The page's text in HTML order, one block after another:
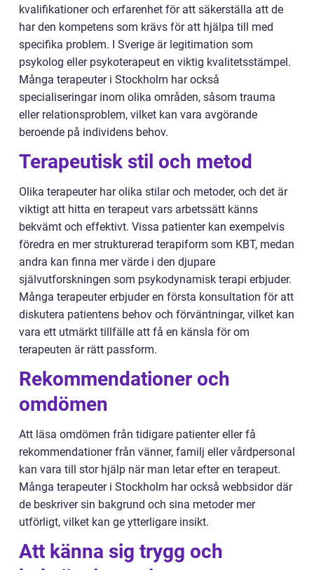
kvalifikationer och erfarenhet för att säkerställa att de
har den kompetens som krävs för att hjälpa till med
specifika problem. I Sverige är legitimation som
psykolog eller psykoterapeut en viktig kvalitetsstämpel.
Många terapeuter i Stockholm har också
specialiseringar inom olika områden, såsom trauma
eller relationsproblem, vilket kan vara avgörande
beroende på individens behov.
Terapeutisk stil och metod
Olika terapeuter har olika stilar och metoder, och det är
viktigt att hitta en terapeut vars arbetssätt känns
bekvämt och effektivt. Vissa patienter kan exempelvis
föredra en mer strukturerad terapiform som KBT, medan
andra kan finna mer värde i den djupare
självutforskningen som psykodynamisk terapi erbjuder.
Många terapeuter erbjuder en första konsultation för att
diskutera patientens behov och förväntningar, vilket kan
vara ett utmärkt tillfälle att få en känsla för om
terapeuten är rätt passform.
Rekommendationer och
omdömen
Att läsa omdömen från tidigare patienter eller få
rekommendationer från vänner, familj eller vårdpersonal
kan vara till stor hjälp när man letar efter en terapeut.
Många terapeuter i Stockholm har också webbsidor där
de beskriver sin bakgrund och sina metoder mer
utförligt, vilket kan ge ytterligare insikt.
Att känna sig trygg och